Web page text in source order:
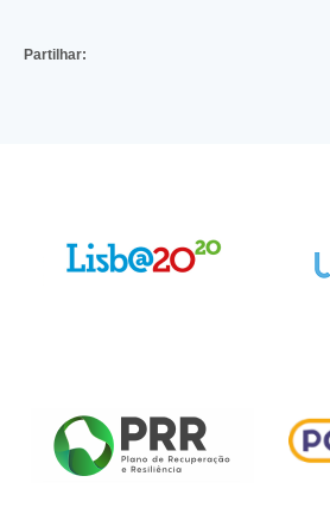
Partilhar: